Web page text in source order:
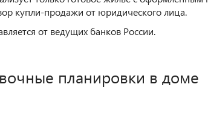
купли-продажи от юридического лица.
от ведущих банков России.
планировки в доме